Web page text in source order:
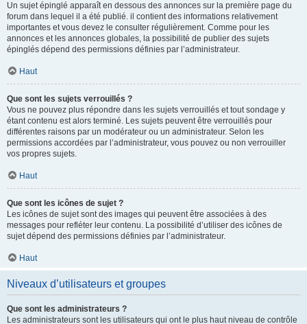
Un sujet épinglé apparaît en dessous des annonces sur la première page du
forum dans lequel il a été publié. il contient des informations relativement
importantes et vous devez le consulter régulièrement. Comme pour les
annonces et les annonces globales, la possibilité de publier des sujets
épinglés dépend des permissions définies par l’administrateur.
Haut
Que sont les sujets verrouillés ?
Vous ne pouvez plus répondre dans les sujets verrouillés et tout sondage y
étant contenu est alors terminé. Les sujets peuvent être verrouillés pour
différentes raisons par un modérateur ou un administrateur. Selon les
permissions accordées par l’administrateur, vous pouvez ou non verrouiller
vos propres sujets.
Haut
Que sont les icônes de sujet ?
Les icônes de sujet sont des images qui peuvent être associées à des
messages pour refléter leur contenu. La possibilité d’utiliser des icônes de
sujet dépend des permissions définies par l’administrateur.
Haut
Niveaux d’utilisateurs et groupes
Que sont les administrateurs ?
Les administrateurs sont les utilisateurs qui ont le plus haut niveau de contrôle